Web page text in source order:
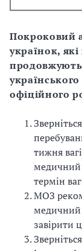
Покроковий
українок,
офіційного
тижня
медичний
термін
МОЗ
медичний
завірити